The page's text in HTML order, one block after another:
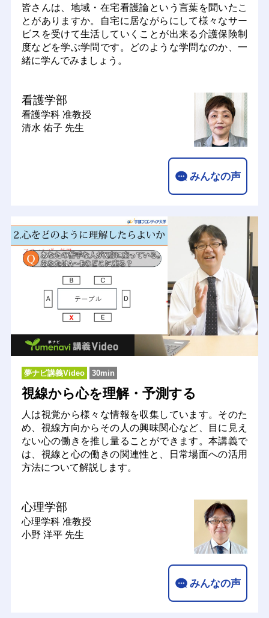
皆さんは、地域・在宅看護論という言葉を聞いたこ
とがありますか。自宅に居ながらにして様々なサー
ビスを受けて生活していくことが出来る介護保険制
度などを学ぶ学問です。どのような学問なのか、一
緒に学んでみましょう。
看護学部
看護学科 准教授
清水 佑子 先生
みんなの声
夢ナビ講義Video 30min
視線から心を理解・予測する
人は視覚から様々な情報を収集しています。そのた
め、視線方向からその人の興味関心など、目に見え
ない心の働きを推し量ることができます。本講義で
は、視線と心の働きの関連性と、日常場面への活用
方法について解説します。
心理学部
心理学科 准教授
小野 洋平 先生
みんなの声